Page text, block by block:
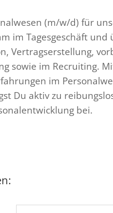
(m/w/d) für
im Tagesgeschäft
Vertragserstellung,
sowie im Recruiting.
im
Du aktiv zu
bei.